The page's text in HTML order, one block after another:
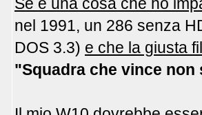
nel 1991, un 286 senza
DOS 3.3) e che la giusta
"Squadra che vince non